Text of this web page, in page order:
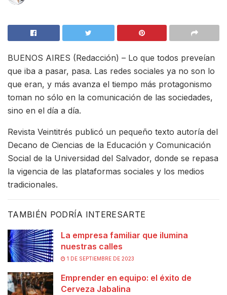
BUENOS AIRES (Redacción) – Lo que todos preveían
que iba a pasar, pasa. Las redes sociales ya no son lo
que eran, y más avanza el tiempo más protagonismo
toman no sólo en la comunicación de las sociedades,
sino en el día a día.
Revista Veintitrés publicó un pequeño texto autoría del
Decano de Ciencias de la Educación y Comunicación
Social de la Universidad del Salvador, donde se repasa
la vigencia de las plataformas sociales y los medios
tradicionales.
TAMBIÉN PODRÍA INTERESARTE
La empresa familiar que ilumina
nuestras calles
1 DE SEPTIEMBRE DE 2023
Emprender en equipo: el éxito de
Cerveza Jabalina